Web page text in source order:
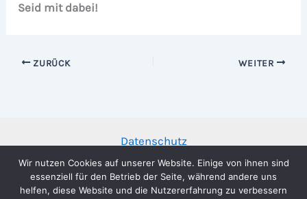
Seid mit dabei!
ZURÜCK WEITER
Datenschutz
Impressum
Wir nutzen Cookies auf unserer Website. Einige von ihnen sind
essenziell für den Betrieb der Seite, während andere uns
helfen, diese Website und die Nutzererfahrung zu verbessern